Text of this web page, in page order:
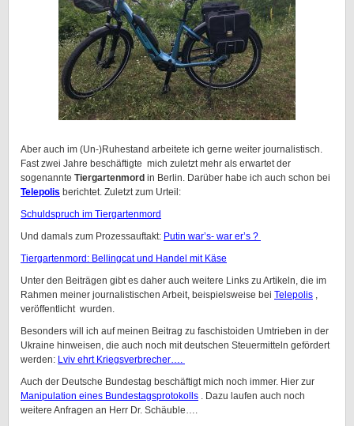
Aber auch im (Un-)Ruhestand arbeitete ich gerne weiter journalistisch.
Fast zwei Jahre beschäftigte mich zuletzt mehr als erwartet der
sogenannte Tiergartenmord in Berlin. Darüber habe ich auch schon bei
Telepolis berichtet. Zuletzt zum Urteil:
Schuldspruch im Tiergartenmord
Und damals zum Prozessauftakt: Putin war’s- war er’s ?
Tiergartenmord: Bellingcat und Handel mit Käse
Unter den Beiträgen gibt es daher auch weitere Links zu Artikeln, die im
Rahmen meiner journalistischen Arbeit, beispielsweise bei Telepolis ,
veröffentlicht wurden.
Besonders will ich auf meinen Beitrag zu faschistoiden Umtrieben in der
Ukraine hinweisen, die auch noch mit deutschen Steuermitteln gefördert
werden: Lviv ehrt Kriegsverbrecher….
Auch der Deutsche Bundestag beschäftigt mich noch immer. Hier zur
Manipulation eines Bundestagsprotokolls . Dazu laufen auch noch
weitere Anfragen an Herr Dr. Schäuble….